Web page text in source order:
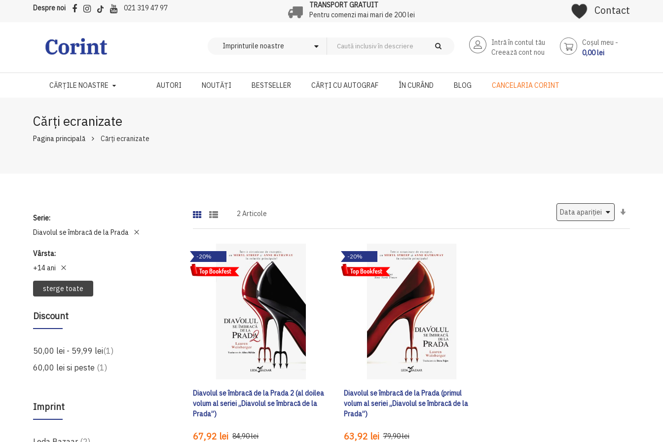
Despre noi 021 319 47 97
TRANSPORT GRATUIT
Pentru comenzi mai mari de 200 lei
Contact
Intră în contul tău
Creează cont nou
Coşul meu
0,00 lei
CĂRȚILE NOASTRE AUTORI NOUTĂȚI BESTSELLER CĂRȚI CU AUTOGRAF ÎN CURÂND BLOG CANCELARIA CORINT
Cărți ecranizate
Pagina principală Cărți ecranizate
Serie
Diavolul se îmbracă de la Prada
Vârsta
+14 ani
sterge toate
Discount
50,00 lei - 59,99 lei 1produs
60,00 lei si peste 1produs
Imprint
2 Articole
-20%
Diavolul se îmbracă de la Prada 2 (al doilea
volum al seriei „Diavolul se îmbracă de la
Prada”)
67,92 lei 84,90 lei
-20%
Diavolul se îmbracă de la Prada (primul
volum al seriei „Diavolul se îmbracă de la
Prada”)
63,92 lei 79,90 lei